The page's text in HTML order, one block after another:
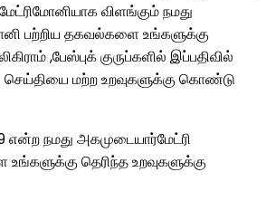
விளங்கும் நமது
பற்றிய தகவல்களை உங்களுக்கு
,பேஸ்புக் குருப்களில் இப்பதிவில்
செய்தியை மற்ற உறவுகளுக்கு கொண்டு
நமது அகமுடையார்மேட்ரி
தெரிந்த உறவுகளுக்கு